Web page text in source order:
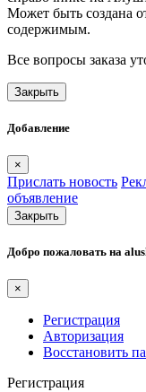
Может быть создана
содержимым.
Все вопросы заказа
Закрыть
Добавление
×
Прислать новость
объявление
Закрыть
Добро пожаловать на
×
Регистрация
Авторизация
Восстановить
Регистрация